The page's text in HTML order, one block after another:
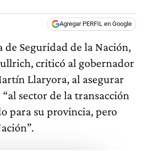
Agregar PERFIL en Google
de Seguridad de la Nación,
criticó al gobernador
Llaryora, al asegurar
sector de la transacción
para su provincia, pero